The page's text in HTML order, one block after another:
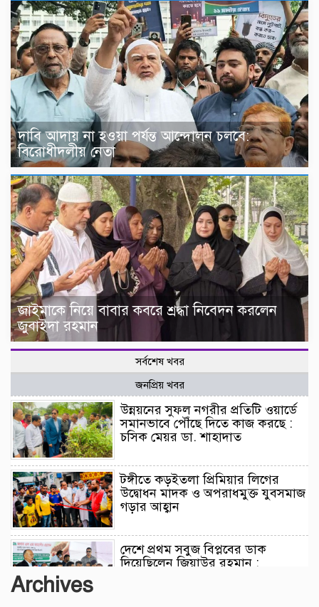
দাবি আদায় না হওয়া পর্যন্ত আন্দোলন চলবে:
বিরোধীদলীয় নেতা
জাইমাকে নিয়ে বাবার কবরে শ্রদ্ধা নিবেদন করলেন
জুবাইদা রহমান
সর্বশেষ খবর
জনপ্রিয় খবর
উন্নয়নের সুফল নগরীর প্রতিটি ওয়ার্ডে
সমানভাবে পৌঁছে দিতে কাজ করছে :
চসিক মেয়র ডা. শাহাদাত
টঙ্গীতে কড়ইতলা প্রিমিয়ার লিগের
উদ্বোধন মাদক ও অপরাধমুক্ত যুবসমাজ
গড়ার আহ্বান
দেশে প্রথম সবুজ বিপ্লবের ডাক
দিয়েছিলেন জিয়াউর রহমান :
Archives